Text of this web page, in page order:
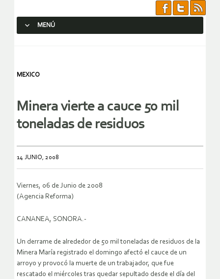
MENÚ
MEXICO
Minera vierte a cauce 50 mil
toneladas de residuos
14 JUNIO, 2008
Viernes, 06 de Junio de 2008
(Agencia Reforma)
CANANEA, SONORA.-
Un derrame de alrededor de 50 mil toneladas de residuos de la
Minera María registrado el domingo afectó el cauce de un
arroyo y provocó la muerte de un trabajador, que fue
rescatado el miércoles tras quedar sepultado desde el día del